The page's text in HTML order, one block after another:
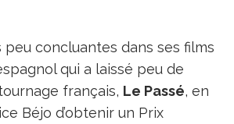
concluantes dans ses films
qui a laissé peu de
français, Le Passé, en
Béjo d’obtenir un Prix